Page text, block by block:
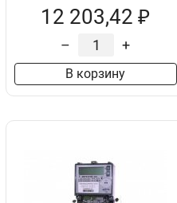
12 203,42 ₽
– +
В корзину